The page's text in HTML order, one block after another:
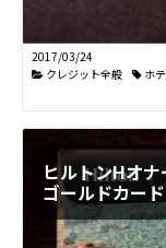
2017/03/24
クレジット全般
ホ
ヒルトンHオ
ゴールドカー